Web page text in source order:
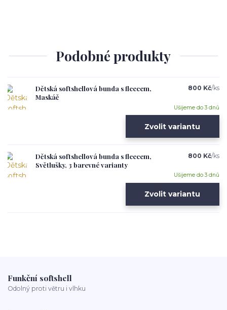
Podobné produkty
Dětská softshellová bunda s fleecem,
Maskáč
800 Kč/ks
Ušijeme do 3 dnů
Zvolit variantu
Dětská softshellová bunda s fleecem,
Světlušky, 3 barevné varianty
800 Kč/ks
Ušijeme do 3 dnů
Zvolit variantu
Funkční softshell
Odolný proti větru i vlhku